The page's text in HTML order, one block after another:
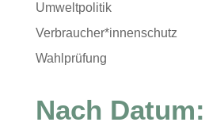
Umweltpolitik
Verbraucher*innenschutz
Wahlprüfung
Nach Datum: